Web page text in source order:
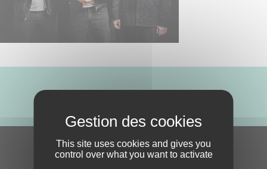
S'ABONNER À LA NEWSLETTER
This site uses cookies and gives you
control over what you want to activate